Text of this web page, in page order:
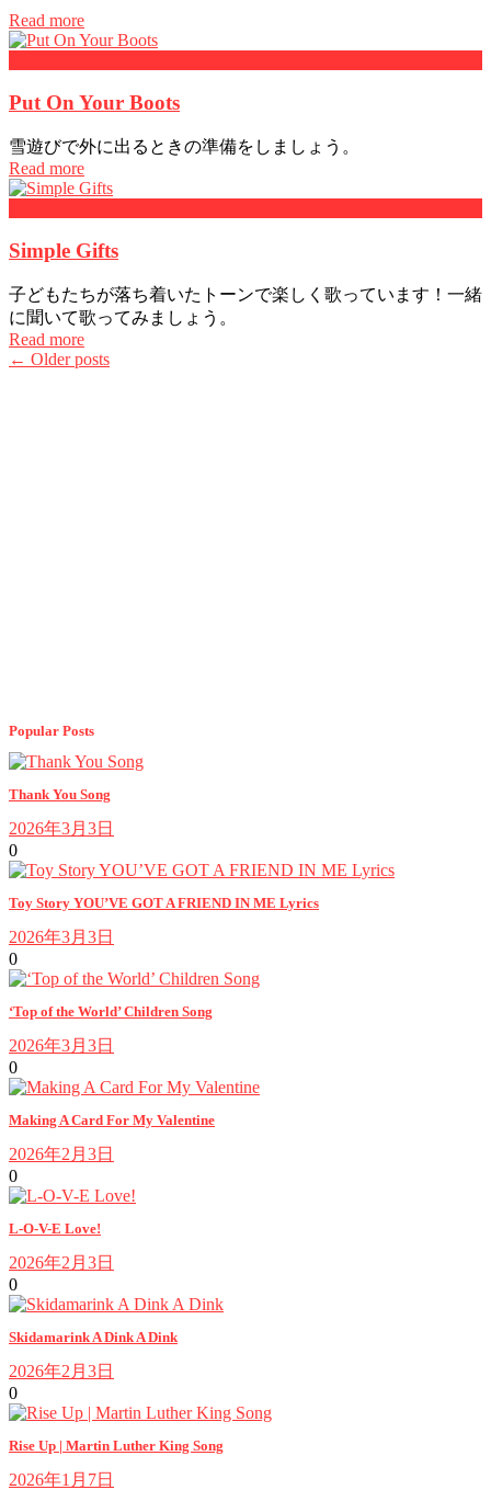
Read more
Put On Your Boots
雪遊びで外に出るときの準備をしましょう。
Read more
Simple Gifts
子どもたちが落ち着いたトーンで楽しく歌っています！一緒
に聞いて歌ってみましょう。
Read more
Posts
← Older posts
Popular Posts
Thank You Song
2026年3月3日
0
Toy Story YOU’VE GOT A FRIEND IN ME Lyrics
2026年3月3日
0
‘Top of the World’ Children Song
2026年3月3日
0
Making A Card For My Valentine
2026年2月3日
0
L-O-V-E Love!
2026年2月3日
0
Skidamarink A Dink A Dink
2026年2月3日
0
Rise Up | Martin Luther King Song
2026年1月7日